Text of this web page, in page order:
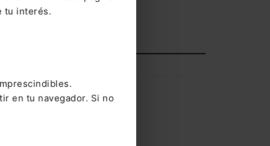
tu interés.
en tu navegador. Si no
Saber más